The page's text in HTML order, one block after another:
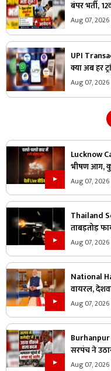
बंपर भर्ती,
आवेदन
Aug 07, 2026
UPI
क्या अब हर
सरकार ने
Aug 07, 2026
Lucknow
भीषण आग,
वाला वीडियो
Aug 07,
Thailand
ताबड़तोड़
आया वीडियो
Aug 07, 2026
National
वायरल,
Aug 07,
सरपंच ने
अधिकारी और
Aug 07,